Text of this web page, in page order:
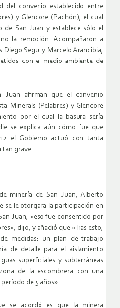
del convenio establecido entre
y Glencore (Pachón), el cual
de San Juan y establece sólo el
la remoción. Acompañaron a
Diego Seguí y Marcelo Arancibia,
con el medio ambiente de
Juan afirman que el convenio
Minerals (Pelabres) y Glencore
por el cual la basura sería
se explica aún cómo fue que
el Gobierno actuó con tanta
tan grave.
minería de San Juan, Alberto
se le otorgara la participación en
Juan, «eso fue consentido por
dijo, y añadió que «Tras esto,
medidas: un plan de trabajo
de detalle para el aislamiento
superficiales y subterráneas
de la escombrera con una
de 5 años».
se acordó es que la minera